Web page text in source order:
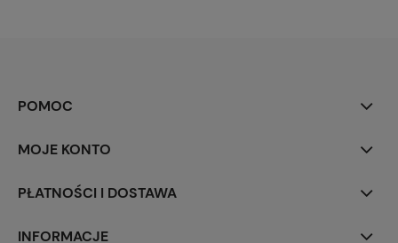
POMOC
MOJE KONTO
PŁATNOŚCI I DOSTAWA
INFORMACJE